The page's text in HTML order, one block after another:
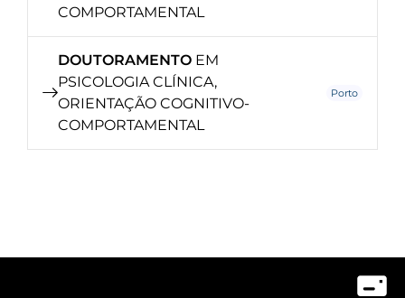
COMPORTAMENTAL
DOUTORAMENTO EM
PSICOLOGIA CLÍNICA,
ORIENTAÇÃO COGNITIVO-
COMPORTAMENTAL
Porto